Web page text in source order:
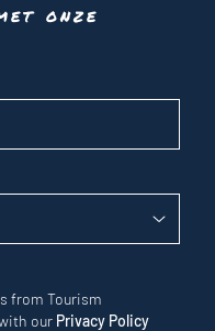
onze
from Tourism
our Privacy Policy